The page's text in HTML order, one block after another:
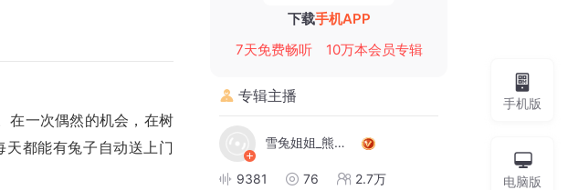
在一次偶然的机会，在树
都能有兔子自动送上门
下载手机APP
7天免费畅听
10万本会员专辑
专辑主播
雪兔姐姐_熊嘟嘟
9381 76 2.7万
手机版
电脑版